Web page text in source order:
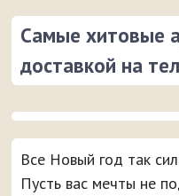
Самые хитовые
доставкой на
Все Новый год так
Пусть вас мечты не